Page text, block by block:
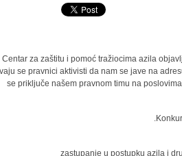
Centar za zaštitu i pomoć tražiocima azila
se pravnici aktivisti da nam se jave na
se priključe našem pravnom timu na